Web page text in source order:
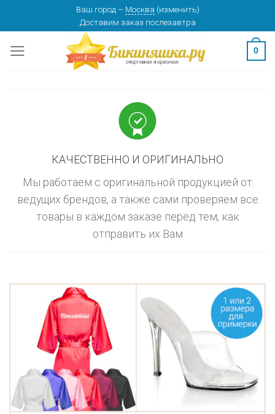
content
Ваш город – Москва (изменить)
Доставим заказ послезавтра
0
КАЧЕСТВЕННО И ОРИГИНАЛЬНО
Мы работаем с оригинальной продукцией от
ведущих брендов, а также сами проверяем все
товары в каждом заказе перед тем, как
отправить их Вам
изменить